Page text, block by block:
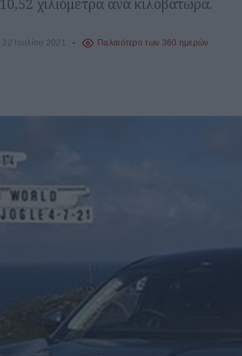
10,52 χιλιόμετρα ανά κιλοβατώρα.
22 Ιουλίου 2021 Παλαιότερο των 360 ημερών